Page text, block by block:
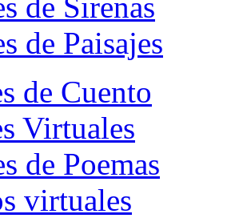
de Paisajes
de Cuento
Virtuales
de Poemas
virtuales